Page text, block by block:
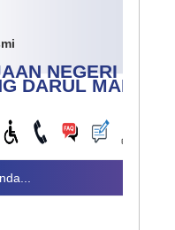
NEGERI
DARUL